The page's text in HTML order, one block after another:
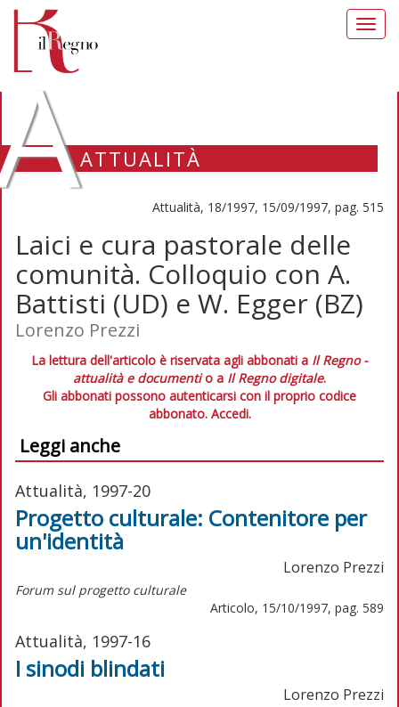
ATTUALITÀ
Attualità, 18/1997, 15/09/1997, pag. 515
Laici e cura pastorale delle
comunità. Colloquio con A.
Battisti (UD) e W. Egger (BZ)
Lorenzo Prezzi
La lettura dell'articolo è riservata agli abbonati a Il Regno -
attualità e documentio a Il Regno digitale.
Gli abbonati possono autenticarsi con il proprio codice
abbonato. Accedi.
Leggi anche
Attualità, 1997-20
Progetto culturale: Contenitore per
un'identità
Lorenzo Prezzi
Forum sul progetto culturale
Articolo, 15/10/1997, pag. 589
Attualità, 1997-16
I sinodi blindati
Lorenzo Prezzi